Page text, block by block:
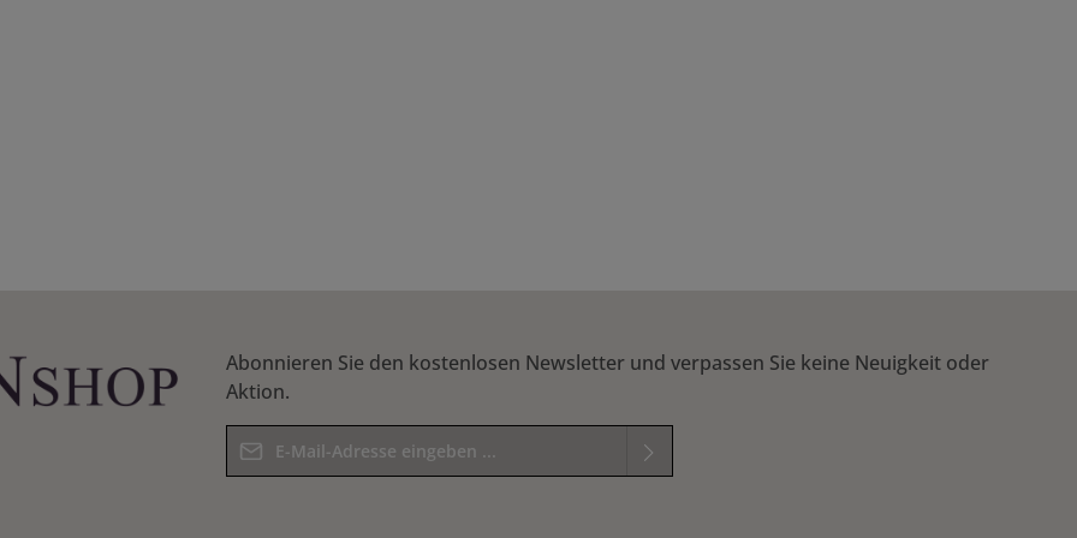
Abonnieren Sie den kostenlosen Newsletter und verpassen Sie keine Neuigkeit oder
Aktion.
E-Mail-Adresse*